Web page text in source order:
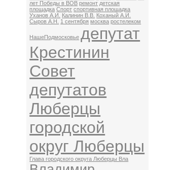
лет Победы в ВОВ ремонт детская
площадка Спорт спортивная площадка
Уханов А.И.
Калинин В.В. Коханый А.И.
Сыров А.Н.
1 сентября москва ростелеком
НашеПодмосковье депутат
Крестинин
Совет
депутатов
Люберцы
городской
округ Люберцы
Глава городского округа Люберцы Вла